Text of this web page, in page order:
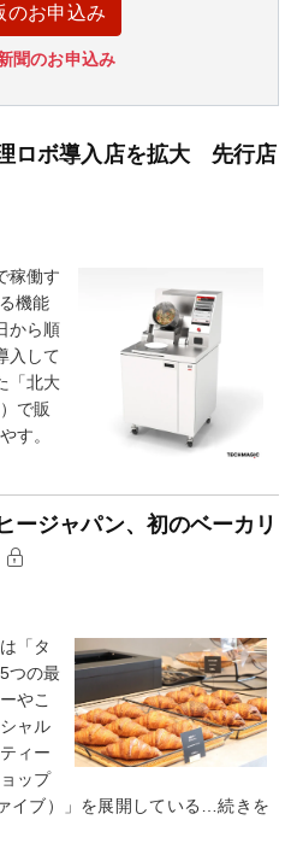
のお申込み
聞のお申込み
ロボ導入店を拡大 先行店
稼働す
機能
から順
入して
「北大
で販
す。
ージャパン、初のベーカリ
「タ
つの最
やこ
ャル
ィー
ップ
イブ）」を展開している…続きを